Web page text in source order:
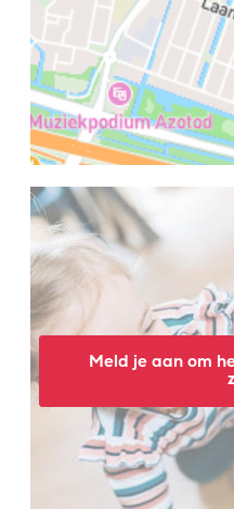
Meld je aan om